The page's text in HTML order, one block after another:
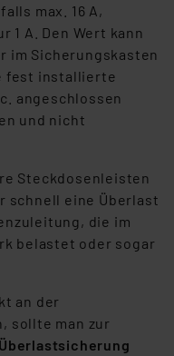
max. 16 A,
1 A. Den Wert kann
im Sicherungskasten
fest installierte
angeschlossen
und nicht
Steckdosenleisten
schnell eine Überlast
die im
belastet oder sogar
an der
sollte man zur